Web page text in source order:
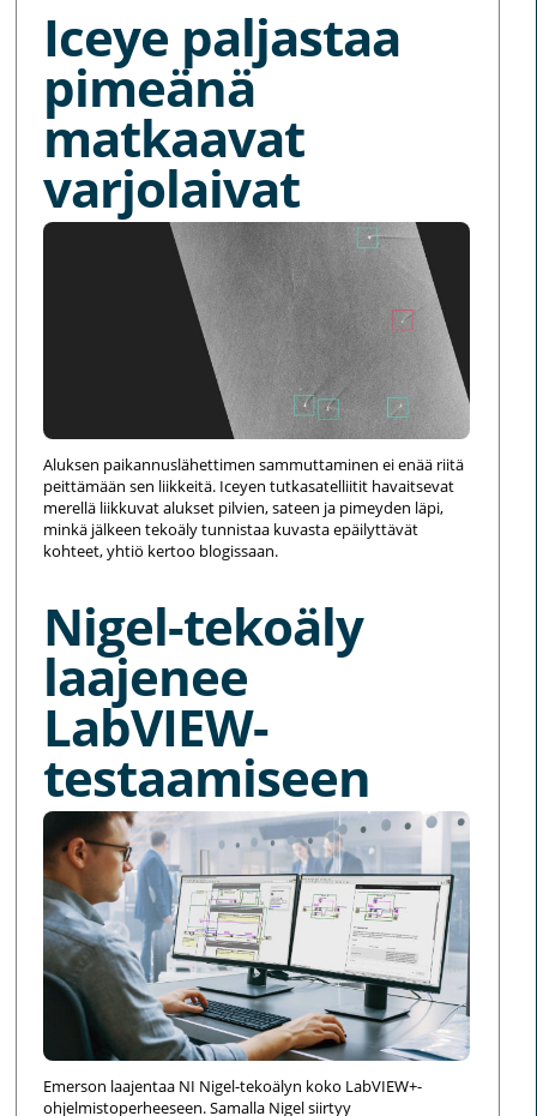
Iceye paljastaa
pimeänä
matkaavat
varjolaivat
Aluksen paikannuslähettimen sammuttaminen ei enää riitä
peittämään sen liikkeitä. Iceyen tutkasatelliitit havaitsevat
merellä liikkuvat alukset pilvien, sateen ja pimeyden läpi,
minkä jälkeen tekoäly tunnistaa kuvasta epäilyttävät
kohteet, yhtiö kertoo blogissaan.
Nigel-tekoäly
laajenee
LabVIEW-
testaamiseen
Emerson laajentaa NI Nigel-tekoälyn koko LabVIEW+-
ohjelmistoperheeseen. Samalla Nigel siirtyy